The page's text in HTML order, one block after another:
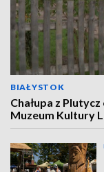
BIAŁYSTOK
Chałupa z
Muzeum Kultury